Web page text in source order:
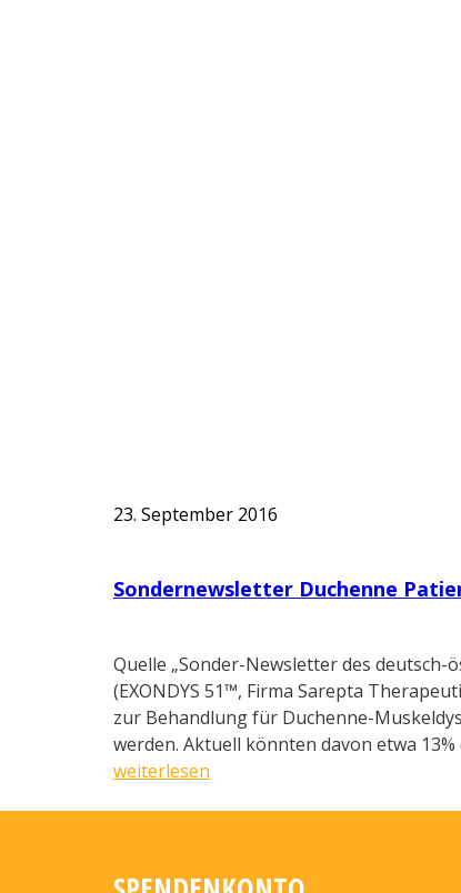
23. September 2016
Sondernewsletter Duchenne
Quelle „Sonder-Newsletter des
(EXONDYS 51™, Firma Sarepta
zur Behandlung für Duchenne-
werden. Aktuell könnten davon etwa 13%
weiterlesen